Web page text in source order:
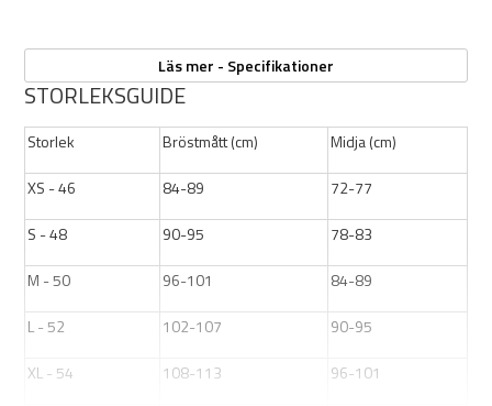
Färg Läs mer - Specifikationer
STORLEKSGUIDE
Storlek Bröstmått (cm)
Midja (cm)
XS - 46
84-89
72-77
S - 48
90-95
78-83
M - 50
96-101
84-89
L - 52
102-107
90-95
XL - 54
108-113
96-101